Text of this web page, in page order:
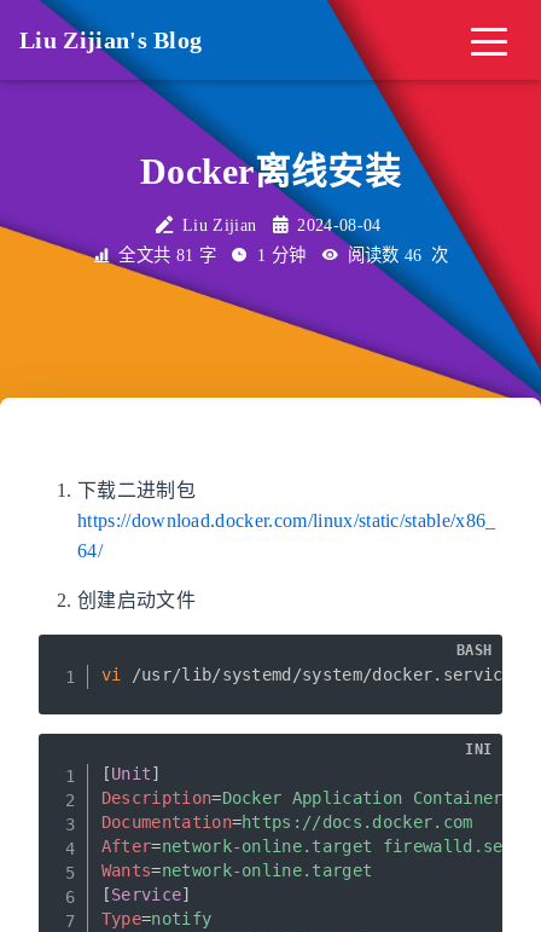
Liu Zijian's Blog
Docker离线安装
Liu Zijian
2024-08-04
全文共 81 字
1 分钟 阅读数 46 次
下载二进制包
https://download.docker.com/linux/static/stable/x86_
64/
创建启动文件
vi /usr/lib/systemd/system/docker.service
BASH
[Unit]
Description=Docker Application Container
Documentation=https://docs.docker.com
After=network-online.target
Wants=network-online.target
[Service]
Type=notify
INI